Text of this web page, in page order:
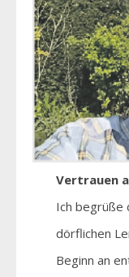
Vertrauen
Ich begrüße
dörflichen
Beginn an